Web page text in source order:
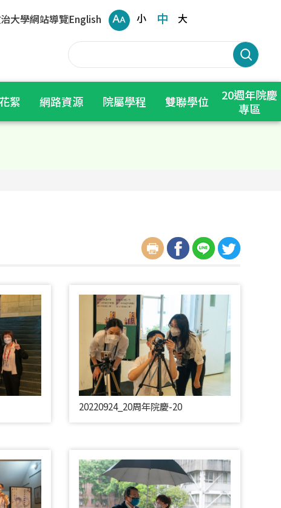
大學網站導覽English 小 中 大
絮 網路資源 院屬學程 雙聯學位
20週年院慶
專區
20220924_20周年院慶-20